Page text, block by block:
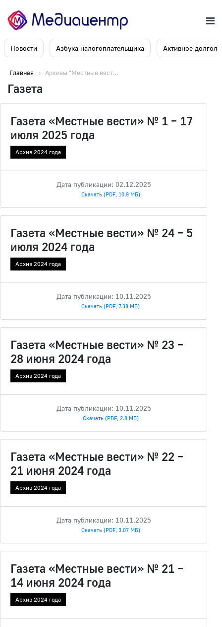
Новости Азбука налогоплательщика Активное
Главная Архивы "Местные вест...
Газета
Газета «Местные вести» № 1 – 17
июля 2025 года
Архив 2024 года
Дата публикации: 02.12.2025
Скачать (PDF, 10.9 МБ)
Газета «Местные вести» № 24 – 5
июля 2024 года
Архив 2024 года
Дата публикации: 10.11.2025
Скачать (PDF, 7.38 МБ)
Газета «Местные вести» № 23 –
28 июня 2024 года
Архив 2024 года
Дата публикации: 10.11.2025
Скачать (PDF, 2.8 МБ)
Газета «Местные вести» № 22 –
21 июня 2024 года
Архив 2024 года
Дата публикации: 10.11.2025
Скачать (PDF, 3.07 МБ)
Газета «Местные вести» № 21 –
14 июня 2024 года
Архив 2024 года